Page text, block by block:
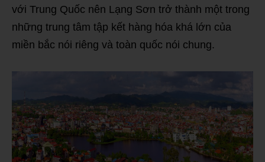
với Trung Quốc nên Lạng Sơn trở thành một trong
những trung tâm tập kết hàng hóa khá lớn của
miền bắc nói riêng và toàn quốc nói chung.